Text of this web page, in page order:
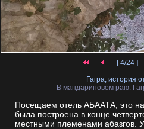
[ 4/24 ]
Гагра, история
В мандариновом раю:
Посещаем отель АБААТА, это
была построена в конце
местными племенами абазгов.